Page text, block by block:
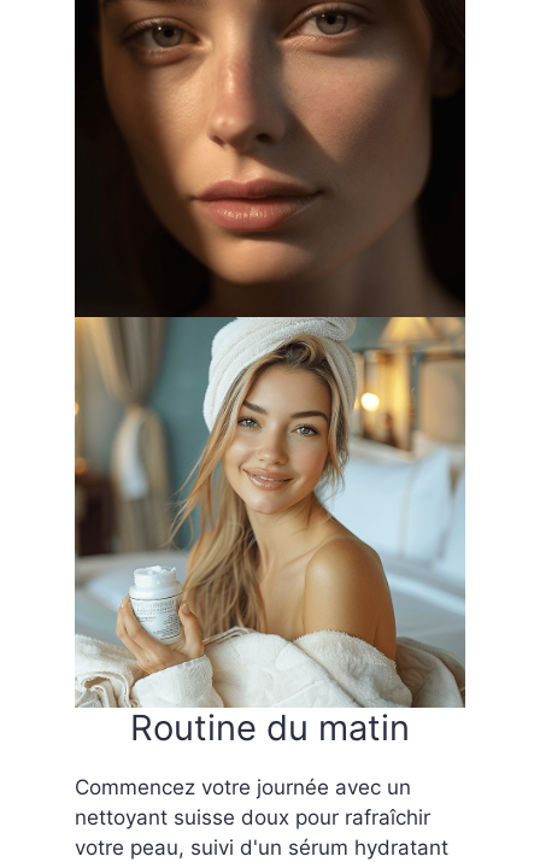
Routine du matin
Commencez votre journée avec un
nettoyant suisse doux pour rafraîchir
votre peau, suivi d'un sérum hydratant